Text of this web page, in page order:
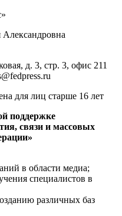
Александровна
д. 3, стр. 3, офис 211
для лиц старше 16 лет
поддержке
связи и массовых
в области медиа;
специалистов в
различных баз